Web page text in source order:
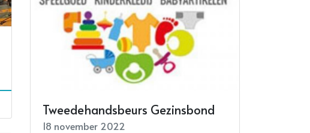
Tweedehandsbeurs Gezinsbond
18 november 2022